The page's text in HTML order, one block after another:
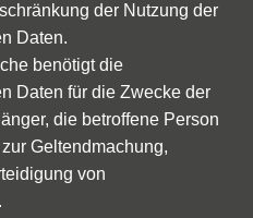
der Nutzung der
Daten.
benötigt die
Daten für die Zwecke der
die betroffene Person
Geltendmachung,
von